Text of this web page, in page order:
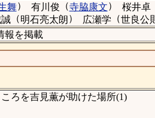
舞） 有川俊 （寺脇康文） 桜井卓
（明石亮太朗） 広瀬学 （世良公
報を掲載
ろを吉見薫が助けた場所(1)